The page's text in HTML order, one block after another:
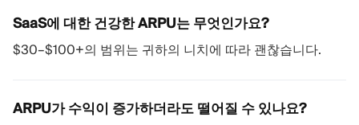
SaaS에 대한 건강한 ARPU는 무엇인가요?
$30–$100+의 범위는 귀하의 니치에 따라 괜찮습니다.
ARPU가 수익이 증가하더라도 떨어질 수 있나요?